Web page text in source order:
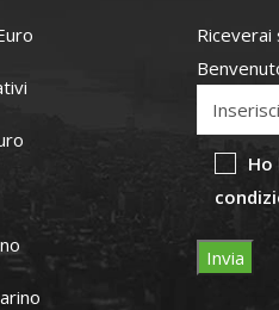
Riceverai